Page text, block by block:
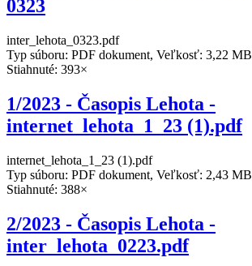
0323
inter_lehota_0323.pdf
Typ súboru: PDF dokument, Veľkosť: 3,22 MB
Stiahnuté: 393×
1/2023 - Časopis Lehota -
internet_lehota_1_23 (1).pdf
internet_lehota_1_23 (1).pdf
Typ súboru: PDF dokument, Veľkosť: 2,43 MB
Stiahnuté: 388×
2/2023 - Časopis Lehota -
inter_lehota_0223.pdf